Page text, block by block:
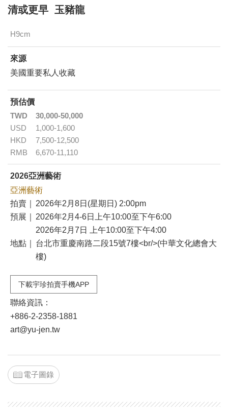
清或更早 玉豬龍
H9cm
來源
美國重要私人收藏
預估價
TWD
30,000-50,000
USD
1,000-1,600
HKD
7,500-12,500
RMB
6,670-11,110
2026亞洲藝術
亞洲藝術
拍賣｜
2026年2月8日(星期日) 2:00pm
預展｜
2026年2月4-6日上午10:00至下午6:00
2026年2月7日 上午10:00至下午4:00
地點｜
台北市重慶南路二段15號7樓<br/>(中華文化總會大
樓)
下載宇珍拍賣手機APP
聯絡資訊：
+886-2-2358-1881
art@yu-jen.tw
電子圖錄